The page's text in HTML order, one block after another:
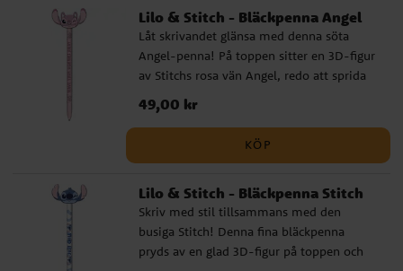
pom pom som gör skrivandet roligare ✔️
Officiellt licensierad Disney-produkt
Lilo & Stitch - Bläckpenna Angel
Låt skrivandet glänsa med denna söta
Angel-penna! På toppen sitter en 3D-figur
av Stitchs rosa vän Angel, redo att sprida
både glädje och inspiration. En perfekt
penna för den som gillar Lilo & Stitch och
vill ha lite extra charm i pennskrinet. ✔️
Dekorerad med Angel i 3D-design ✔️
Officiellt licensierad Disney-produkt
Pris :49,00 kr
49,00 kr
KÖP
Lilo & Stitch - Bläckpenna Stitch
Skriv med stil tillsammans med den
busiga Stitch! Denna fina bläckpenna
pryds av en glad 3D-figur på toppen och